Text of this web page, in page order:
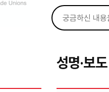
성명·보도